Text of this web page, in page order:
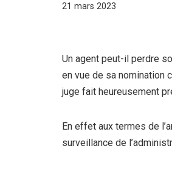
21 mars 2023
Un agent peut-il perdre
en vue de sa nomination
juge fait heureusement
En effet aux termes de
surveillance de